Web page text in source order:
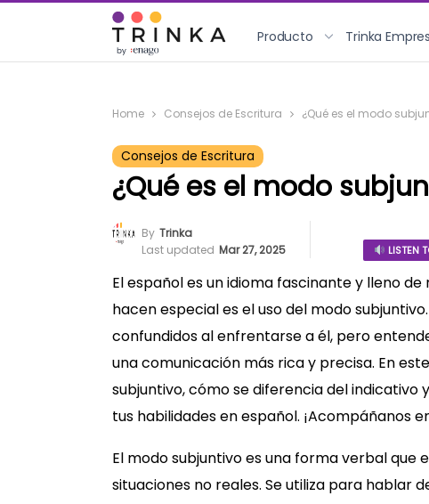
Producto Trinka
Home Consejos de Escritura ¿Qué es el modo
Consejos de Escritura
¿Qué es el modo
By Trinka
Last updated Mar 27, 2025 LISTEN
El español es un idioma fascinante y lleno
hacen especial es el uso del modo
confundidos al enfrentarse a él, pero
una comunicación más rica y precisa. En
subjuntivo, cómo se diferencia del
tus habilidades en español. ¡Acompáñanos
El modo subjuntivo es una forma verbal que
situaciones no reales. Se utiliza para hablar